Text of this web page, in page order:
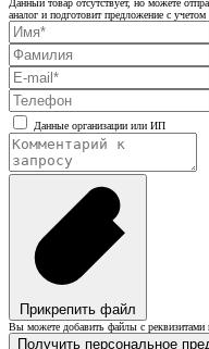
Данный товар отсутствует, но можете
аналог и подготовит предложение с
Данные организации или ИП
Прикрепить файл
Вы можете добавить файлы с реквизитами
Получить персональное